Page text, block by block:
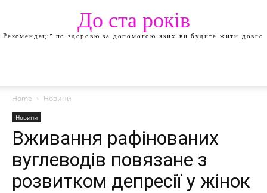
До ста років
Рекомендації по здоровю за допомогою яких ви будите жити довго
Home Новини
Новини
Вживання рафінованих
вуглеводів повязане з
розвитком депресії у жінок